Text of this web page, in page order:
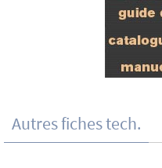
Autres fiches tech.